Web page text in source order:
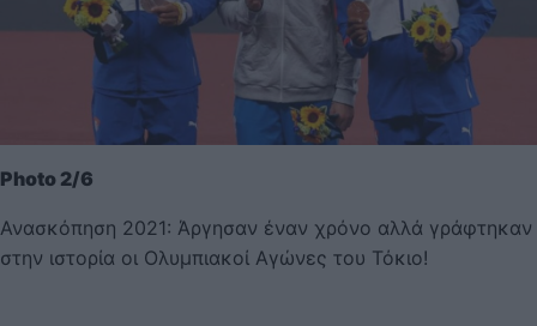
Photo 2/6
Ανασκόπηση 2021: Άργησαν έναν χρόνο αλλά γράφτηκαν
στην ιστορία οι Ολυμπιακοί Αγώνες του Τόκιο!